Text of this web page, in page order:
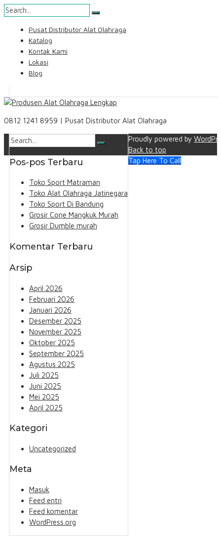
content
Pusat Distributor Alat Olahraga
Katalog
Kontak Kami
Lokasi
Blog
0812 1241 8959 | Pusat Distributor Alat Olahraga
Pos-pos Terbaru
Toko Sport Matraman
Toko Alat Olahraga Jatinegara
Toko Sport Di Bandung
Grosir Cone Mangkuk Murah
Grosir Dumble murah
Komentar Terbaru
Arsip
April 2026
Februari 2026
Januari 2026
Desember 2025
November 2025
Oktober 2025
September 2025
Agustus 2025
Juli 2025
Juni 2025
Mei 2025
April 2025
Kategori
Uncategorized
Meta
Masuk
Feed entri
Feed komentar
WordPress.org
Proudly powered by
Back to top
Tap Here To Call